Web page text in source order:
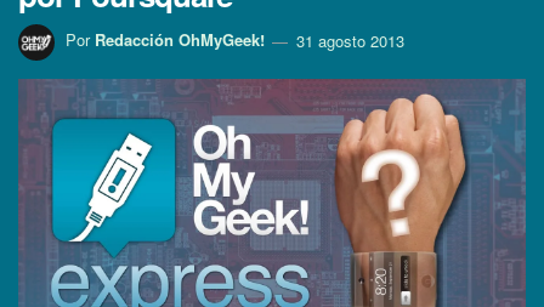
Por Redacción OhMyGeek! 31 agosto 2013